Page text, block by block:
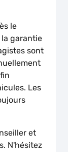
le
la garantie
sont
Les
et
N'hésitez